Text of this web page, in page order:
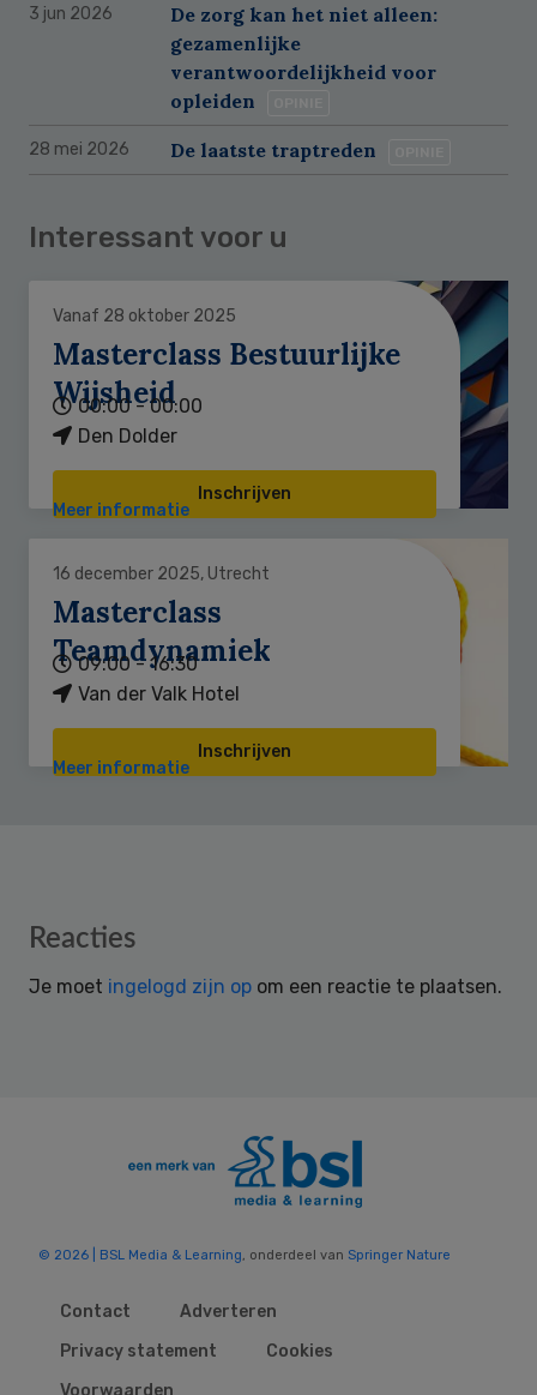
3 jun 2026
De zorg kan het niet alleen:
gezamenlijke
verantwoordelijkheid voor
opleiden
28 mei 2026 De laatste traptreden
Interessant voor u
Vanaf 28 oktober 2025
Masterclass Bestuurlijke
Wijsheid
00:00 - 00:00
Den Dolder
Inschrijven
Meer informatie
16 december 2025, Utrecht
Masterclass
Teamdynamiek
09:00 - 16:30
Van der Valk Hotel
Inschrijven
Meer informatie
Reader
Reacties
Je moet ingelogd zijn op om een reactie te plaatsen.
© 2026 | BSL Media & Learning, onderdeel van Springer Nature
Contact
Adverteren
Privacy statement
Cookies
Voorwaarden